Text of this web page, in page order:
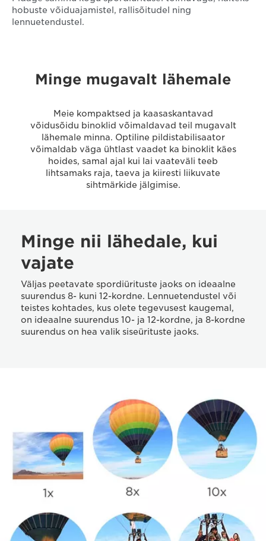
hobuste võiduajamistel, rallisõitudel ning
lennuetendustel.
Minge mugavalt lähemale
Meie kompaktsed ja kaasaskantavad
võidusõidu binoklid võimaldavad teil mugavalt
lähemale minna. Optiline pildistabilisaator
võimaldab väga ühtlast vaadet ka binoklit käes
hoides, samal ajal kui lai vaateväli teeb
lihtsamaks raja, taeva ja kiiresti liikuvate
sihtmärkide jälgimise.
Minge nii lähedale, kui
vajate
Väljas peetavate spordiürituste jaoks on ideaalne
suurendus 8- kuni 12-kordne. Lennuetendustel või
teistes kohtades, kus olete tegevusest kaugemal,
on ideaalne suurendus 10- ja 12-kordne, ja 8-kordne
suurendus on hea valik siseürituste jaoks.